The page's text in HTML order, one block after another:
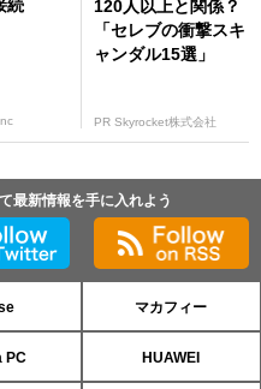
続
120人以上と関係？
「セレブの衝撃スキ
ャンダル15選」
PR Skyrocket株式会社
最新情報を手に入れよう
マカフィー
PC HUAWEI